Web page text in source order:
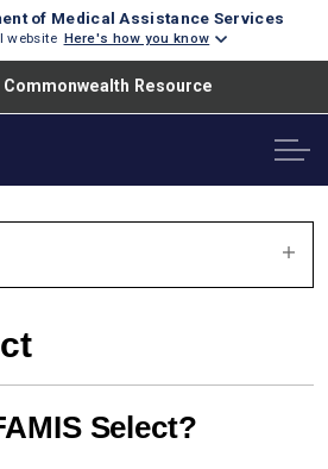
of Medical Assistance Services
website Here's how you know
Commonwealth Resource
Select?